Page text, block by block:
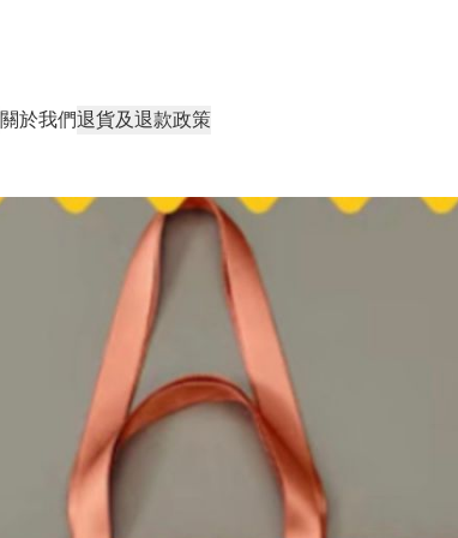
關於我們退貨及退款政策